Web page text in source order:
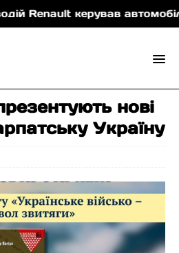
керував автомобілем у
нові
Україну